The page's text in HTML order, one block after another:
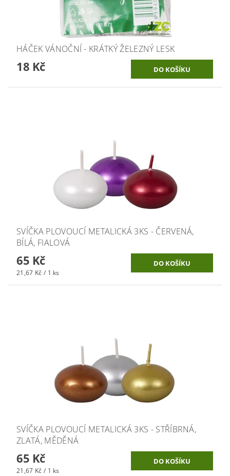
HÁČEK VÁNOČNÍ - KRÁTKÝ ŽELEZNÝ LESK
18 Kč
SVÍČKA PLOVOUCÍ METALICKÁ 3KS - ČERVENÁ,
BÍLÁ, FIALOVÁ
65 Kč
21,67 Kč / 1 ks
SVÍČKA PLOVOUCÍ METALICKÁ 3KS - STŘÍBRNÁ,
ZLATÁ, MĚDĚNÁ
65 Kč
21,67 Kč / 1 ks